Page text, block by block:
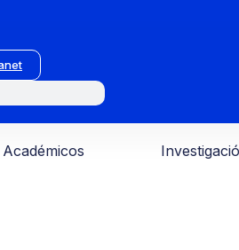
Académicos